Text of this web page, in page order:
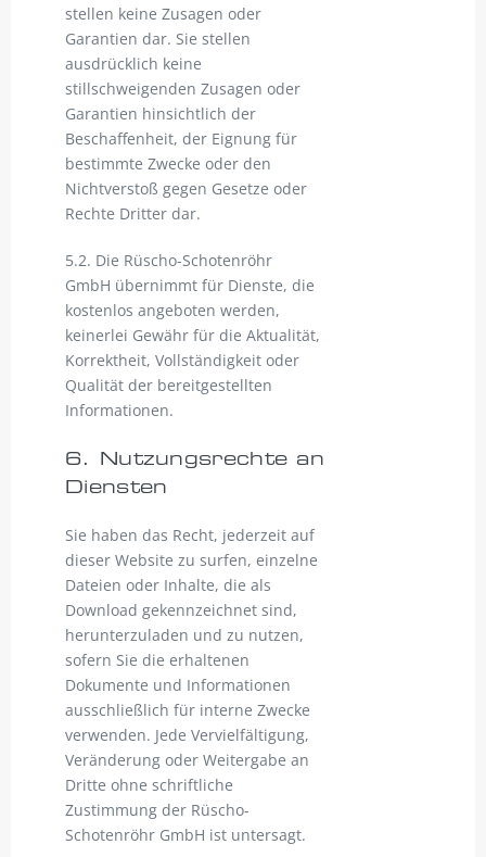
stellen keine Zusagen oder
Garantien dar. Sie stellen
ausdrücklich keine
stillschweigenden Zusagen oder
Garantien hinsichtlich der
Beschaffenheit, der Eignung für
bestimmte Zwecke oder den
Nichtverstoß gegen Gesetze oder
Rechte Dritter dar.
5.2. Die Rüscho-Schotenröhr
GmbH übernimmt für Dienste, die
kostenlos angeboten werden,
keinerlei Gewähr für die Aktualität,
Korrektheit, Vollständigkeit oder
Qualität der bereitgestellten
Informationen.
6. Nutzungsrechte an
Diensten
Sie haben das Recht, jederzeit auf
dieser Website zu surfen, einzelne
Dateien oder Inhalte, die als
Download gekennzeichnet sind,
herunterzuladen und zu nutzen,
sofern Sie die erhaltenen
Dokumente und Informationen
ausschließlich für interne Zwecke
verwenden. Jede Vervielfältigung,
Veränderung oder Weitergabe an
Dritte ohne schriftliche
Zustimmung der Rüscho-
Schotenröhr GmbH ist untersagt.